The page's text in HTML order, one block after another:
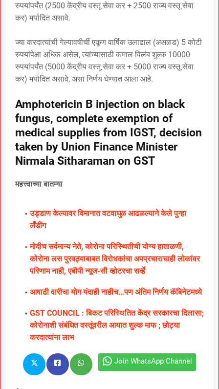
रुपयांपर्यंत (2500 केंद्रीय वस्तू सेवा कर + 2500 राज्य वस्तू सेवा
कर) मर्यादित असावे.
ज्या करदात्यांची गेल्यावषीर्ची एकूण वार्षिक उलाढाल (अअळड) 5 कोटी
रुपयांपेक्षा अधिक असेल, त्यांच्यासाठी कमाल विलंब शुल्क 10000
रुपयांपर्यंत (5000 केंद्रीय वस्तू सेवा कर + 5000 राज्य वस्तू सेवा
कर) मर्यादित असावे, असा निर्णय घेण्यात आला आहे.
Amphotericin B injection on black
fungus, complete exemption of
medical supplies from IGST, decision
taken by Union Finance Minister
Nirmala Sitharaman on GST
महत्त्वाच्या बातम्या
उड्डाण केल्यावर विमानात वटवाघुळ आढळल्याने केले पुन्हा
लॅँडींग
मोदीच सर्वमान्य नेते, कोरोना परिस्थितीची योग्य हाताळणी,
कोरोना लस पुरवठ्याबाबत विरोधकांचा अपप्रचाराचाही लोकांवर
परिणाम नाही, एबीपी न्यूज-सी व्होटरचा सर्व्हे
आषाढी वारीचा योग यंदाही नाहीच…पण अंतिम निर्णय कॅबिनेटमध्ये
GST COUNCIL : बिकट परिस्थितित केंद्र सरकारचा दिलासा;
कोरोनाशी संबंधित वस्तूंवरील आयात शुल्क माफ ; छोट्या
करदात्यांना लाभ
Join WhatsApp Channel